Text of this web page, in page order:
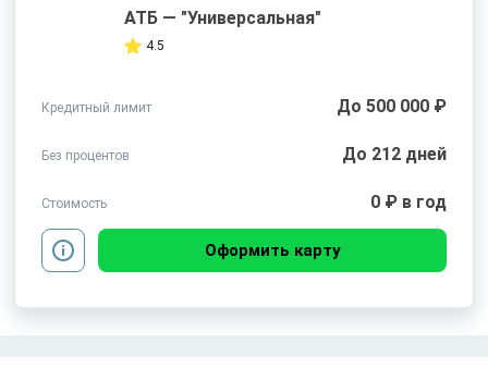
АТБ — "Универсальная"
4.5
Кредитный лимит До 500 000 ₽
Без процентов До 212 дней
Стоимость 0 ₽ в год
Оформить карту